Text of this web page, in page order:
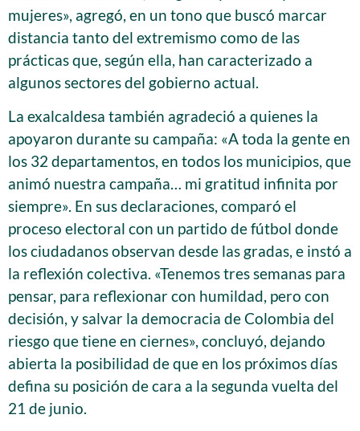
mujeres», agregó, en un tono que buscó marcar
distancia tanto del extremismo como de las
prácticas que, según ella, han caracterizado a
algunos sectores del gobierno actual.
La exalcaldesa también agradeció a quienes la
apoyaron durante su campaña: «A toda la gente en
los 32 departamentos, en todos los municipios, que
animó nuestra campaña… mi gratitud infinita por
siempre». En sus declaraciones, comparó el
proceso electoral con un partido de fútbol donde
los ciudadanos observan desde las gradas, e instó a
la reflexión colectiva. «Tenemos tres semanas para
pensar, para reflexionar con humildad, pero con
decisión, y salvar la democracia de Colombia del
riesgo que tiene en ciernes», concluyó, dejando
abierta la posibilidad de que en los próximos días
defina su posición de cara a la segunda vuelta del
21 de junio.